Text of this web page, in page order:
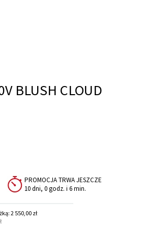
BLUSH CLOUD
PROMOCJA TRWA JESZCZE
10 dni, 0 godz. i 6 min.
2 550,00 zł